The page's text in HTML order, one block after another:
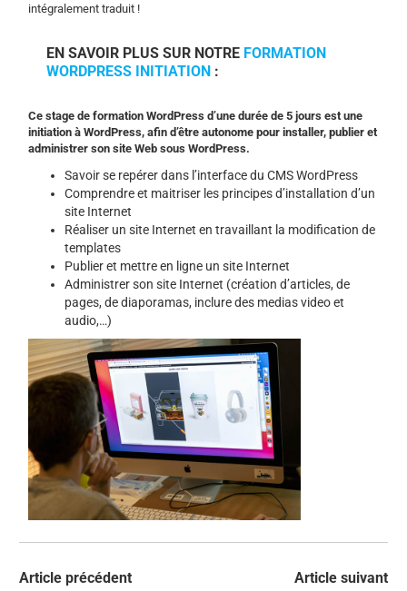
intégralement traduit !
EN SAVOIR PLUS SUR NOTRE FORMATION
WORDPRESS INITIATION :
Ce stage de formation WordPress d’une durée de 5 jours est une
initiation à WordPress, afin d’être autonome pour installer, publier et
administrer son site Web sous WordPress.
Savoir se repérer dans l’interface du CMS WordPress
Comprendre et maitriser les principes d’installation d’un
site Internet
Réaliser un site Internet en travaillant la modification de
templates
Publier et mettre en ligne un site Internet
Administrer son site Internet (création d’articles, de
pages, de diaporamas, inclure des medias video et
audio,…)
Article précédent Article suivant